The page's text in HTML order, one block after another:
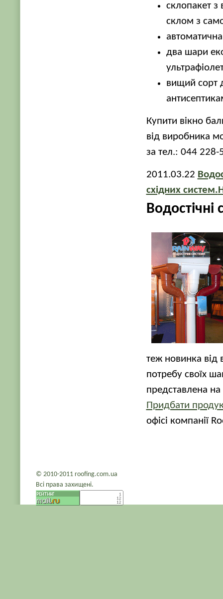
склопакет з
склом з
два шари
вищий сорт
Купити вікно
від виробника
за тел.: 044 228-
2011.03.22
східних систем.
Водостічні
теж новинка від
потребу своїх
представлена ​​на
Придбати
офісі компанії
© 2010-2011 roofing.com.ua
Всі права захищені.